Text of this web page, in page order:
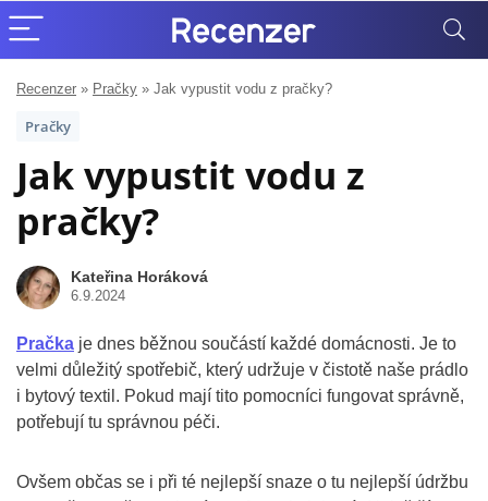
Recenzer » Pračky » Jak vypustit vodu z pračky?
Pračky
Jak vypustit vodu z
pračky?
Kateřina Horáková
6.9.2024
Pračka je dnes běžnou součástí každé domácnosti. Je to
velmi důležitý spotřebič, který udržuje v čistotě naše prádlo
i bytový textil. Pokud mají tito pomocníci fungovat správně,
potřebují tu správnou péči.
Ovšem občas se i při té nejlepší snaze o tu nejlepší údržbu